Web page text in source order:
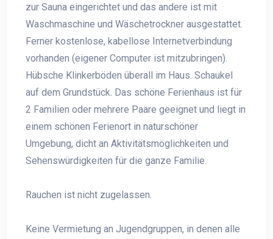
zur Sauna eingerichtet und das andere ist mit
Waschmaschine und Wäschetrockner ausgestattet.
Ferner kostenlose, kabellose Internetverbindung
vorhanden (eigener Computer ist mitzubringen).
Hübsche Klinkerböden überall im Haus. Schaukel
auf dem Grundstück. Das schöne Ferienhaus ist für
2 Familien oder mehrere Paare geeignet und liegt in
einem schönen Ferienort in naturschöner
Umgebung, dicht an Aktivitätsmöglichkeiten und
Sehenswürdigkeiten für die ganze Familie.
Rauchen ist nicht zugelassen.
Keine Vermietung an Jugendgruppen, in denen alle